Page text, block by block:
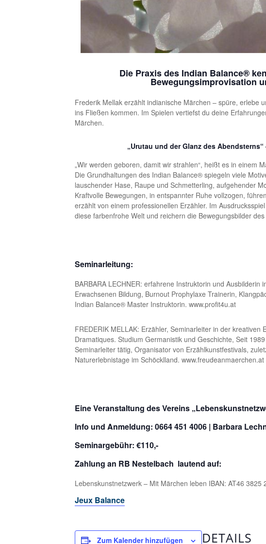
Die Praxis des Indian Balance®
Bewegungsimprovisation
Frederik Mellak erzählt indianische Märchen – spüre, erlebe
ins Fließen kommen. Im Spielen vertiefst du deine
Märchen.
„Urutau und der Glanz des
„Wir werden geboren, damit wir strahlen“, heißt es in einem
Die Grundhaltungen des Indian Balance® spiegeln viele
lauschender Hase, Raupe und Schmetterling, aufgehender
Kraftvolle Bewegungen, in entspannter Ruhe vollzogen,
erzählt von einem professionellen Erzähler. Im
diese farbenfrohe Welt und reichern die Bewegungsbilder
Seminarleitung:
BARBARA LECHNER: erfahrene Instruktorin und
Erwachsenen Bildung, Burnout Prophylaxe Trainerin,
Indian Balance® Master Instruktorin. www.profit4u.at
FREDERIK MELLAK: Erzähler, Seminarleiter in der
Dramatiques. Studium Germanistik und Geschichte, Seit
Seminarleiter tätig, Organisator von Erzählkunstfestivals,
Naturerlebnistage im Schöcklland. www.freudeanmaerchen.at
Eine Veranstaltung des Vereins
Info und Anmeldung: 0664 451 4006 | Barbara
Seminargebühr: €110,-
Zahlung an RB Nestelbach lautend auf:
Lebenskunstnetzwerk – Mit Märchen leben IBAN: AT46 3825
Jeux Balance
Zum Kalender hinzufügen DETAILS